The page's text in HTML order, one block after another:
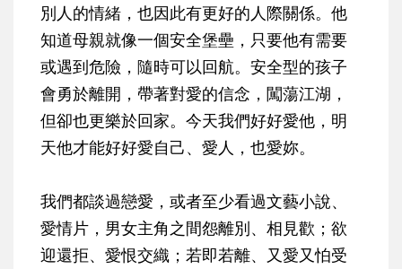
別人的情緒，也因此有更好的人際關係。他
知道母親就像一個安全堡壘，只要他有需要
或遇到危險，隨時可以回航。安全型的孩子
會勇於離開，帶著對愛的信念，闖蕩江湖，
但卻也更樂於回家。今天我們好好愛他，明
天他才能好好愛自己、愛人，也愛妳。
我們都談過戀愛，或者至少看過文藝小說、
愛情片，男女主角之間怨離別、相見歡；欲
迎還拒、愛恨交織；若即若離、又愛又怕受